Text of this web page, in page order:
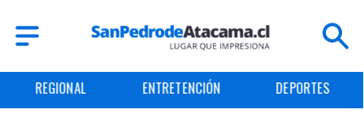
REGIONAL ENTRETENCIÓN DEPORTES